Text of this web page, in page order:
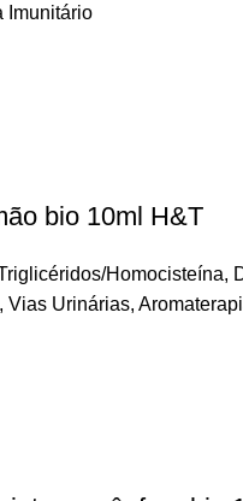
Imunitário
bio 10ml H&T
Homocisteína,
, Vias Urinárias,